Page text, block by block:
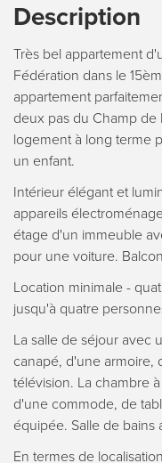
Description
Très bel appartement
Fédération dans le
appartement
deux pas du Champ
logement à long terme
un enfant.
Intérieur élégant et
appareils
étage d'un immeuble
pour une voiture.
Location minimale -
jusqu'à quatre
La salle de séjour avec
canapé, d'une armoire,
télévision. La chambre
d'une commode, de
équipée. Salle de bains
En termes de